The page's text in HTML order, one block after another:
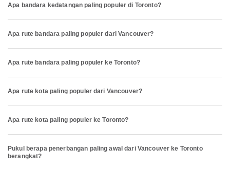
Apa bandara kedatangan paling populer di Toronto?
Apa rute bandara paling populer dari Vancouver?
Apa rute bandara paling populer ke Toronto?
Apa rute kota paling populer dari Vancouver?
Apa rute kota paling populer ke Toronto?
Pukul berapa penerbangan paling awal dari Vancouver ke Toronto
berangkat?